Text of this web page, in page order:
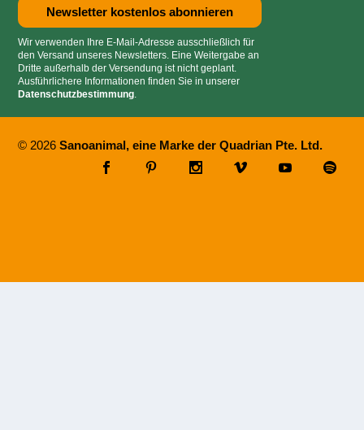
Wir verwenden Ihre E-Mail-Adresse ausschließlich für
den Versand unseres Newsletters. Eine Weitergabe an
Dritte außerhalb der Versendung ist nicht geplant.
Ausführlichere Informationen finden Sie in unserer
Datenschutzbestimmung
© 2026Sanoanimal, eine Marke der Quadrian Pte. Ltd.